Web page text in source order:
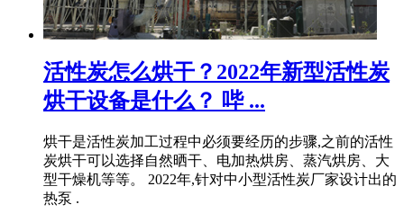
活性炭怎么烘干？2022年新型活性炭
烘干设备是什么？ 哔 ...
烘干是活性炭加工过程中必须要经历的步骤,之前的活性
炭烘干可以选择自然晒干、电加热烘房、蒸汽烘房、大
型干燥机等等。 2022年,针对中小型活性炭厂家设计出的
热泵 .